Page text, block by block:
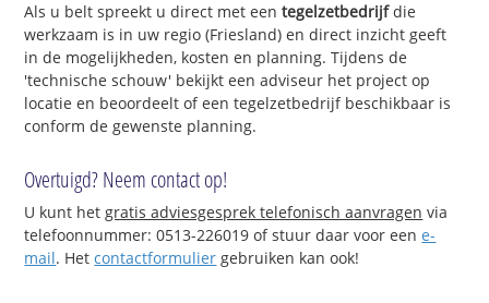
Als u belt spreekt u direct met eentegelzetbedrijfdie
werkzaam is in uw regio (Friesland) en direct inzicht geeft
in de mogelijkheden, kosten en planning. Tijdens de
'technische schouw' bekijkt een adviseur het project op
locatie en beoordeelt of een tegelzetbedrijf beschikbaar is
conform de gewenste planning.
Overtuigd? Neem contact op!
U kunt hetgratis adviesgesprek telefonisch aanvragen via
telefoonnummer: 0513-226019 of stuur daar voor eene-
mail. Hetcontactformulier gebruiken kan ook!